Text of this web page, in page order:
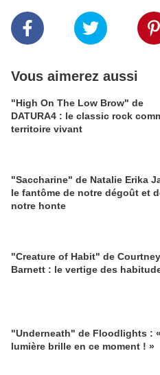
Vous aimerez aussi
"High On The Low Brow" de
DATURA4 : le classic rock comme
territoire vivant
"Saccharine" de Natalie Erika
le fantôme de notre dégoût et
notre honte
"Creature of Habit" de Courtney
Barnett : le vertige des
"Underneath" de Floodlights :
lumière brille en ce moment ! »